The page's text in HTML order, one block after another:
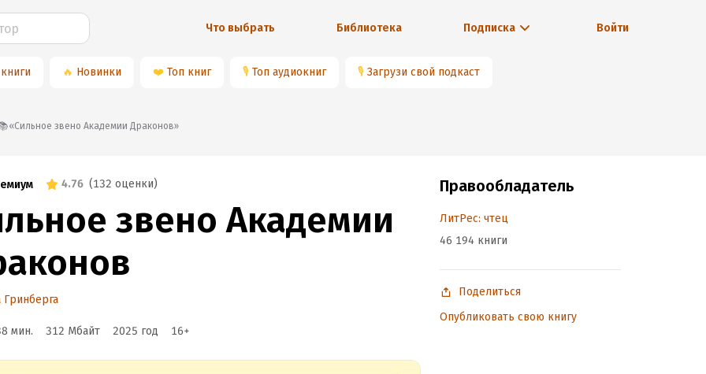
Что выбрать Библиотека Подписка Войти
🔥 Новинки ❤️ Топ книг 🎙 Топ аудиокниг 🎙 Загрузи свой подкаст
📚«Сильное звено Академии Драконов»
4.76 (132 оценки)
звено Академии
Гринберга
мин. 312 Мбайт 2025 год 16+
Правообладатель
ЛитРес: чтец
46 194 книги
Поделиться
Опубликовать свою книгу